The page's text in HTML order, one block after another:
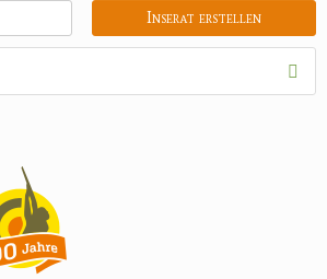
Inserat erstellen